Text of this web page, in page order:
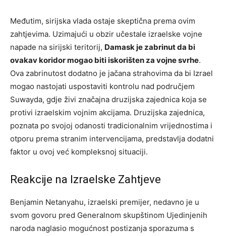
Međutim, sirijska vlada ostaje skeptična prema ovim
zahtjevima. Uzimajući u obzir učestale izraelske vojne
napade na sirijski teritorij, Damask je zabrinut da bi
ovakav koridor mogao biti iskorišten za vojne svrhe.
Ova zabrinutost dodatno je jačana strahovima da bi Izrael
mogao nastojati uspostaviti kontrolu nad područjem
Suwayda, gdje živi značajna druzijska zajednica koja se
protivi izraelskim vojnim akcijama. Druzijska zajednica,
poznata po svojoj odanosti tradicionalnim vrijednostima i
otporu prema stranim intervencijama, predstavlja dodatni
faktor u ovoj već kompleksnoj situaciji.
Reakcije na Izraelske Zahtjeve
Benjamin Netanyahu, izraelski premijer, nedavno je u
svom govoru pred Generalnom skupštinom Ujedinjenih
naroda naglasio mogućnost postizanja sporazuma s